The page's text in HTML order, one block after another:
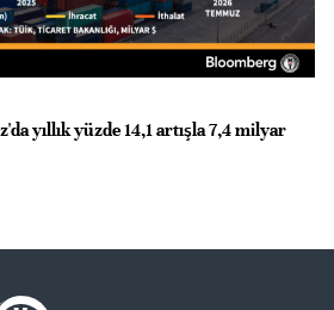
yıllık yüzde 14,1 artışla 7,4 milyar